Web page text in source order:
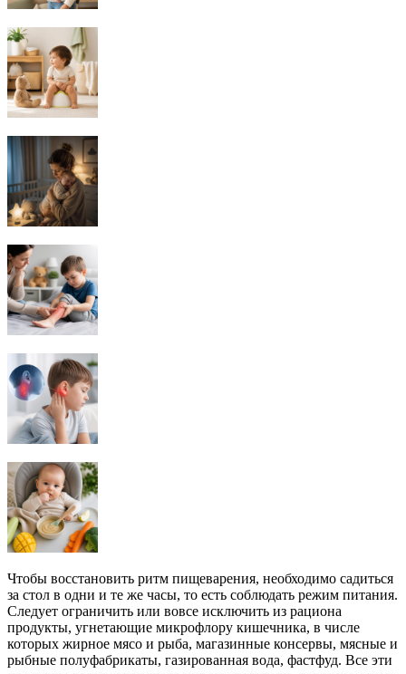
Чтобы восстановить ритм пищеварения, необходимо садиться
за стол в одни и те же часы, то есть соблюдать режим питания.
Следует ограничить или вовсе исключить из рациона
продукты, угнетающие микрофлору кишечника, в числе
которых жирное мясо и рыба, магазинные консервы, мясные и
рыбные полуфабрикаты, газированная вода, фастфуд. Все эти